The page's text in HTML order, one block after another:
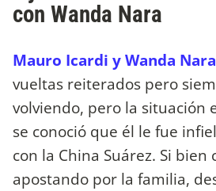
con Wanda Nara
Mauro Icardi y Wanda Nara
vueltas reiterados pero
volviendo, pero la situación
se conoció que él le fue
con la China Suárez. Si
apostando por la familia,